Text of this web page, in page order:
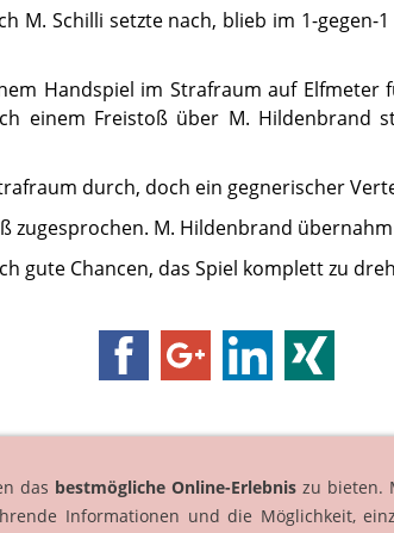
M. Schilli setzte nach, blieb im 1-
Handspiel im Strafraum auf Elfmeter
einem Freistoß über M. Hildenbrand
durch, doch ein gegnerischer
zugesprochen. M. Hildenbrand
gute Chancen, das Spiel komplett zu
Impressum Datenschutz AGB
das bestmögliche Online-Erlebnis zu bieten.
Informationen und die Möglichkeit,